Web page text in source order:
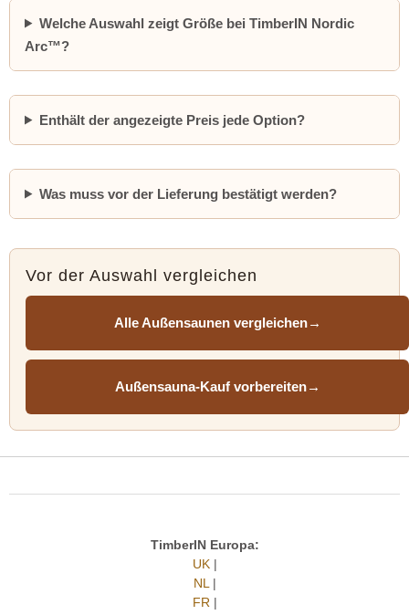
Welche Auswahl zeigt Größe bei TimberIN Nordic
Arc™?
Enthält der angezeigte Preis jede Option?
Was muss vor der Lieferung bestätigt werden?
Vor der Auswahl vergleichen
Alle Außensaunen vergleichen→
Außensauna-Kauf vorbereiten→
TimberIN Europa:
UK|
NL |
FR |